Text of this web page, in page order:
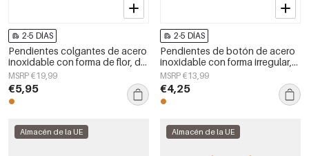
2-5 DÍAS
Pendientes colgantes de acero
inoxidable con forma de flor, de
la serie Daily Simple, joyería para
mujer.
MSRP €19,99
€5,95
2-5 DÍAS
Pendientes de botón de acero
inoxidable con forma irregular,
sencillos, de la serie Daily
Simple, joyería para mujer.
MSRP €13,99
€4,25
Almacén de la UE Almacén de la UE